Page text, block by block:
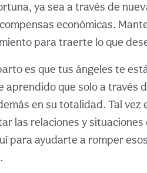
ya sea a través de
económicas.
para traerte lo que
es que tus ángeles te
aprendido que solo a través
en su totalidad. Tal vez
las relaciones y situaciones
para ayudarte a romper